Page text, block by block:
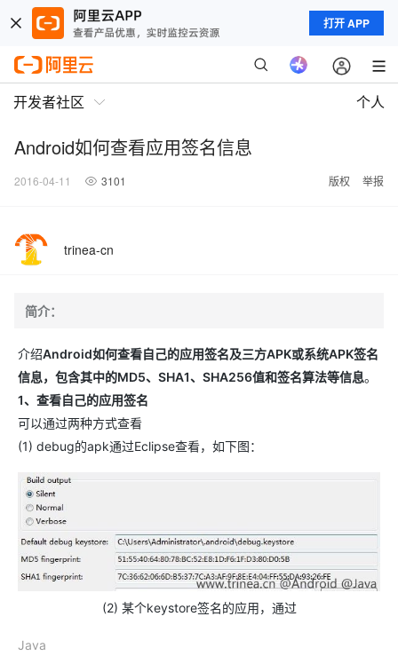
打开 APP
开发者社区 个人
Android如何查看应用签名信息
2016-04-11 3101 版权 举报
trinea-cn
简介：
介绍Android如何查看自己的应用签名及三方APK或系统APK签名
信息，包含其中的MD5、SHA1、SHA256值和签名算法等信息。
1、查看自己的应用签名
可以通过两种方式查看
(1) debug的apk通过Eclipse查看，如下图：
(2) 某个keystore签名的应用，通过
Java